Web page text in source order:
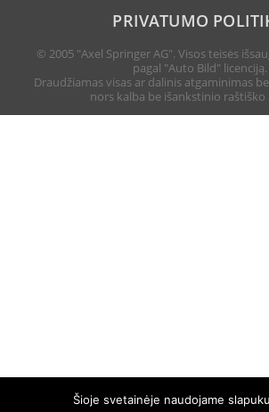
PRIVATUMO
© 2005 "Axel Springer AG". Visos teisės
pagal "Auto Bild" licenciją.
Draudžiamas visas ar dalinis atgaminimas
nors kalba be išankstinio raštiško
Šioje svetainėje naudojame